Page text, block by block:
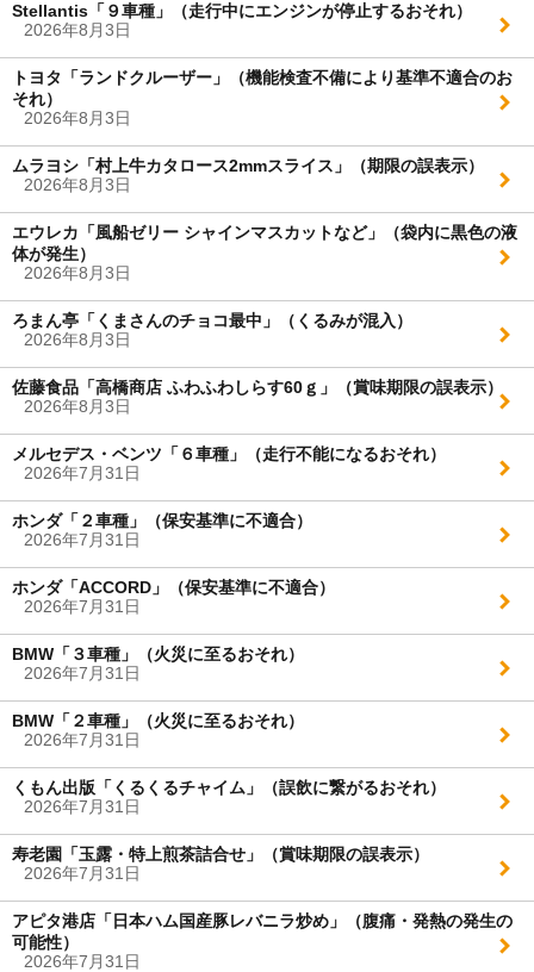
2026年8月3日
Stellantis「９車種」（走行中にエンジンが停止するおそれ）
2026年8月3日
トヨタ「ランドクルーザー」（機能検査不備により基準不適合のお
それ）
2026年8月3日
ムラヨシ「村上牛カタロース2mmスライス」（期限の誤表示）
2026年8月3日
エウレカ「風船ゼリー シャインマスカットなど」（袋内に黒色の液
体が発生）
2026年8月3日
ろまん亭「くまさんのチョコ最中」（くるみが混入）
2026年8月3日
佐藤食品「高橋商店 ふわふわしらす60ｇ」（賞味期限の誤表示）
2026年7月31日
メルセデス・ベンツ「６車種」（走行不能になるおそれ）
2026年7月31日
ホンダ「２車種」（保安基準に不適合）
2026年7月31日
ホンダ「ACCORD」（保安基準に不適合）
2026年7月31日
BMW「３車種」（火災に至るおそれ）
2026年7月31日
BMW「２車種」（火災に至るおそれ）
2026年7月31日
くもん出版「くるくるチャイム」（誤飲に繋がるおそれ）
2026年7月31日
寿老園「玉露・特上煎茶詰合せ」（賞味期限の誤表示）
2026年7月31日
アピタ港店「日本ハム国産豚レバニラ炒め」（腹痛・発熱の発生の
可能性）